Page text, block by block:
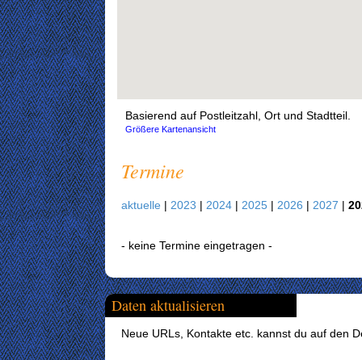
Basierend auf Postleitzahl, Ort und Stadtteil.
Größere Kartenansicht
Termine
aktuelle | 2023 | 2024 | 2025 | 2026 | 2027 |
- keine Termine eingetragen -
Daten aktualisieren
Neue URLs, Kontakte etc. kannst du auf den